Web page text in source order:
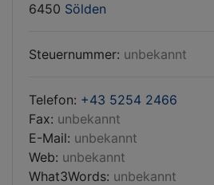
6450 Sölden
Steuernummer: unbekannt
Telefon: +43 5254 2466
Fax: unbekannt
E-Mail: unbekannt
Web: unbekannt
What3Words: unbekannt